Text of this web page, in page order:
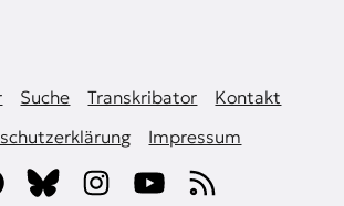
Suche Transkribator
Kontakt
Impressum